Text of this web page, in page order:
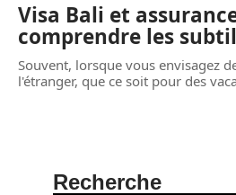
Visa Bali et
comprendre les
Souvent, lorsque vous envisagez
l'étranger, que ce soit pour des
Recherche